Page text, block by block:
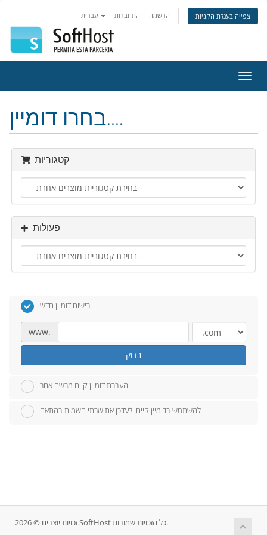
התחברות הרשמה צפייה בעגלת הקניות
ניווט
בחרו דומיין....
קטגוריות
פעולות
רישום דומיין חדש
www.
בדוק
העברת דומיין קיים מרשם אחר
להשתמש בדומיין קיים ולעדכן את שרתי השמות בהתאם
זכויות יוצרים © 2026 SoftHost כל הזכויות שמורות.